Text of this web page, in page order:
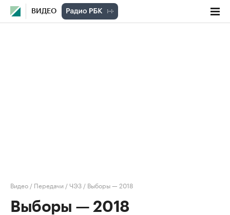
ВИДЕО
Видео / Передачи /ЧЭЗ / Выборы — 2018
Выборы — 2018